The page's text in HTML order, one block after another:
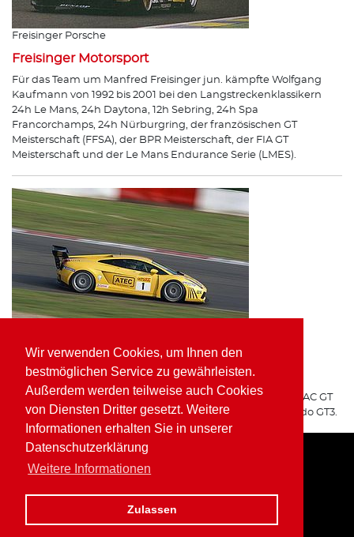
Wir verwenden Cookies, um Ihnen den
bestmöglichen Service zu gewährleisten.
Außerdem werden teilweise auch Cookies
von Diensten Dritter gesetzt. Weitere
Informationen erhalten Sie in unserer
Datenschutzerklärung
Weitere Informationen
Zulassen
Freisinger Porsche
Freisinger Motorsport
Für das Team um Manfred Freisinger jun. kämpfte Wolfgang
Kaufmann von 1992 bis 2001 bei den Langstreckenklassikern
24h Le Mans, 24h Daytona, 12h Sebring, 24h Spa
Francorchamps, 24h Nürburgring, der französischen GT
Meisterschaft (FFSA), der BPR Meisterschaft, der FIA GT
Meisterschaft und der Le Mans Endurance Serie (LMES).
ATEC Fluid Systems Lamborghini Gallardo GT3
ARGO Racing
Für ARGO Racing startete Wolfgang Kaufmann in der ADAC GT
Masters auf dem ATEC Fluid Systems Lamborghini Gallardo GT3.
Home Impressum